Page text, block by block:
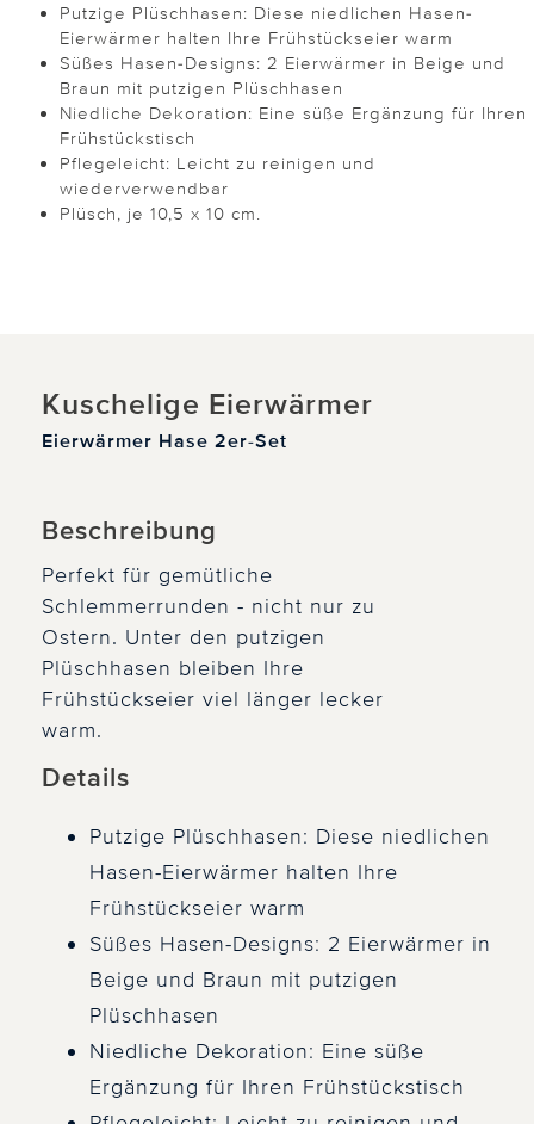
Putzige Plüschhasen: Diese niedlichen Hasen-
Eierwärmer halten Ihre Frühstückseier warm
Süßes Hasen-Designs: 2 Eierwärmer in Beige und
Braun mit putzigen Plüschhasen
Niedliche Dekoration: Eine süße Ergänzung für Ihren
Frühstückstisch
Pflegeleicht: Leicht zu reinigen und
wiederverwendbar
Plüsch, je 10,5 x 10 cm.
Kuschelige Eierwärmer
Eierwärmer Hase 2er-Set
Beschreibung
Perfekt für gemütliche
Schlemmerrunden - nicht nur zu
Ostern. Unter den putzigen
Plüschhasen bleiben Ihre
Frühstückseier viel länger lecker
warm.
Details
Putzige Plüschhasen: Diese niedlichen
Hasen-Eierwärmer halten Ihre
Frühstückseier warm
Süßes Hasen-Designs: 2 Eierwärmer in
Beige und Braun mit putzigen
Plüschhasen
Niedliche Dekoration: Eine süße
Ergänzung für Ihren Frühstückstisch